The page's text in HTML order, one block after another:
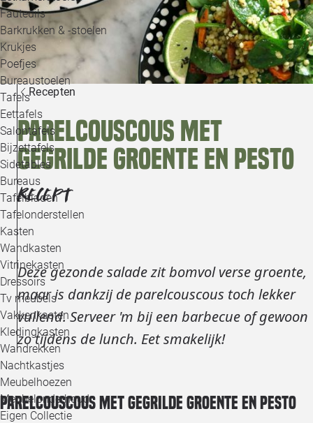
Fauteuils
Barkrukken & -stoelen
Krukjes
Poefjes
Bureaustoelen
Tafels
Eettafels
Salontafels
Bijzettafels
Sidetables
Bureaus
Tafelbladen
Tafelonderstellen
Kasten
Wandkasten
Vitrinekasten
Dressoirs
Tv meubels
Vakkenkasten
Kledingkasten
Wandrekken
Nachtkastjes
Meubelhoezen
Meubelonderhoud
Eigen Collectie
Recepten
Parelcouscous met
gegrilde groente en pesto
RECEPT
Deze gezonde salade zit bomvol verse groente,
maar is dankzij de parelcouscous toch lekker
vullend. Serveer 'm bij een barbecue of gewoon
zo tijdens de lunch. Eet smakelijk!
Parelcouscous met gegrilde groente en pesto